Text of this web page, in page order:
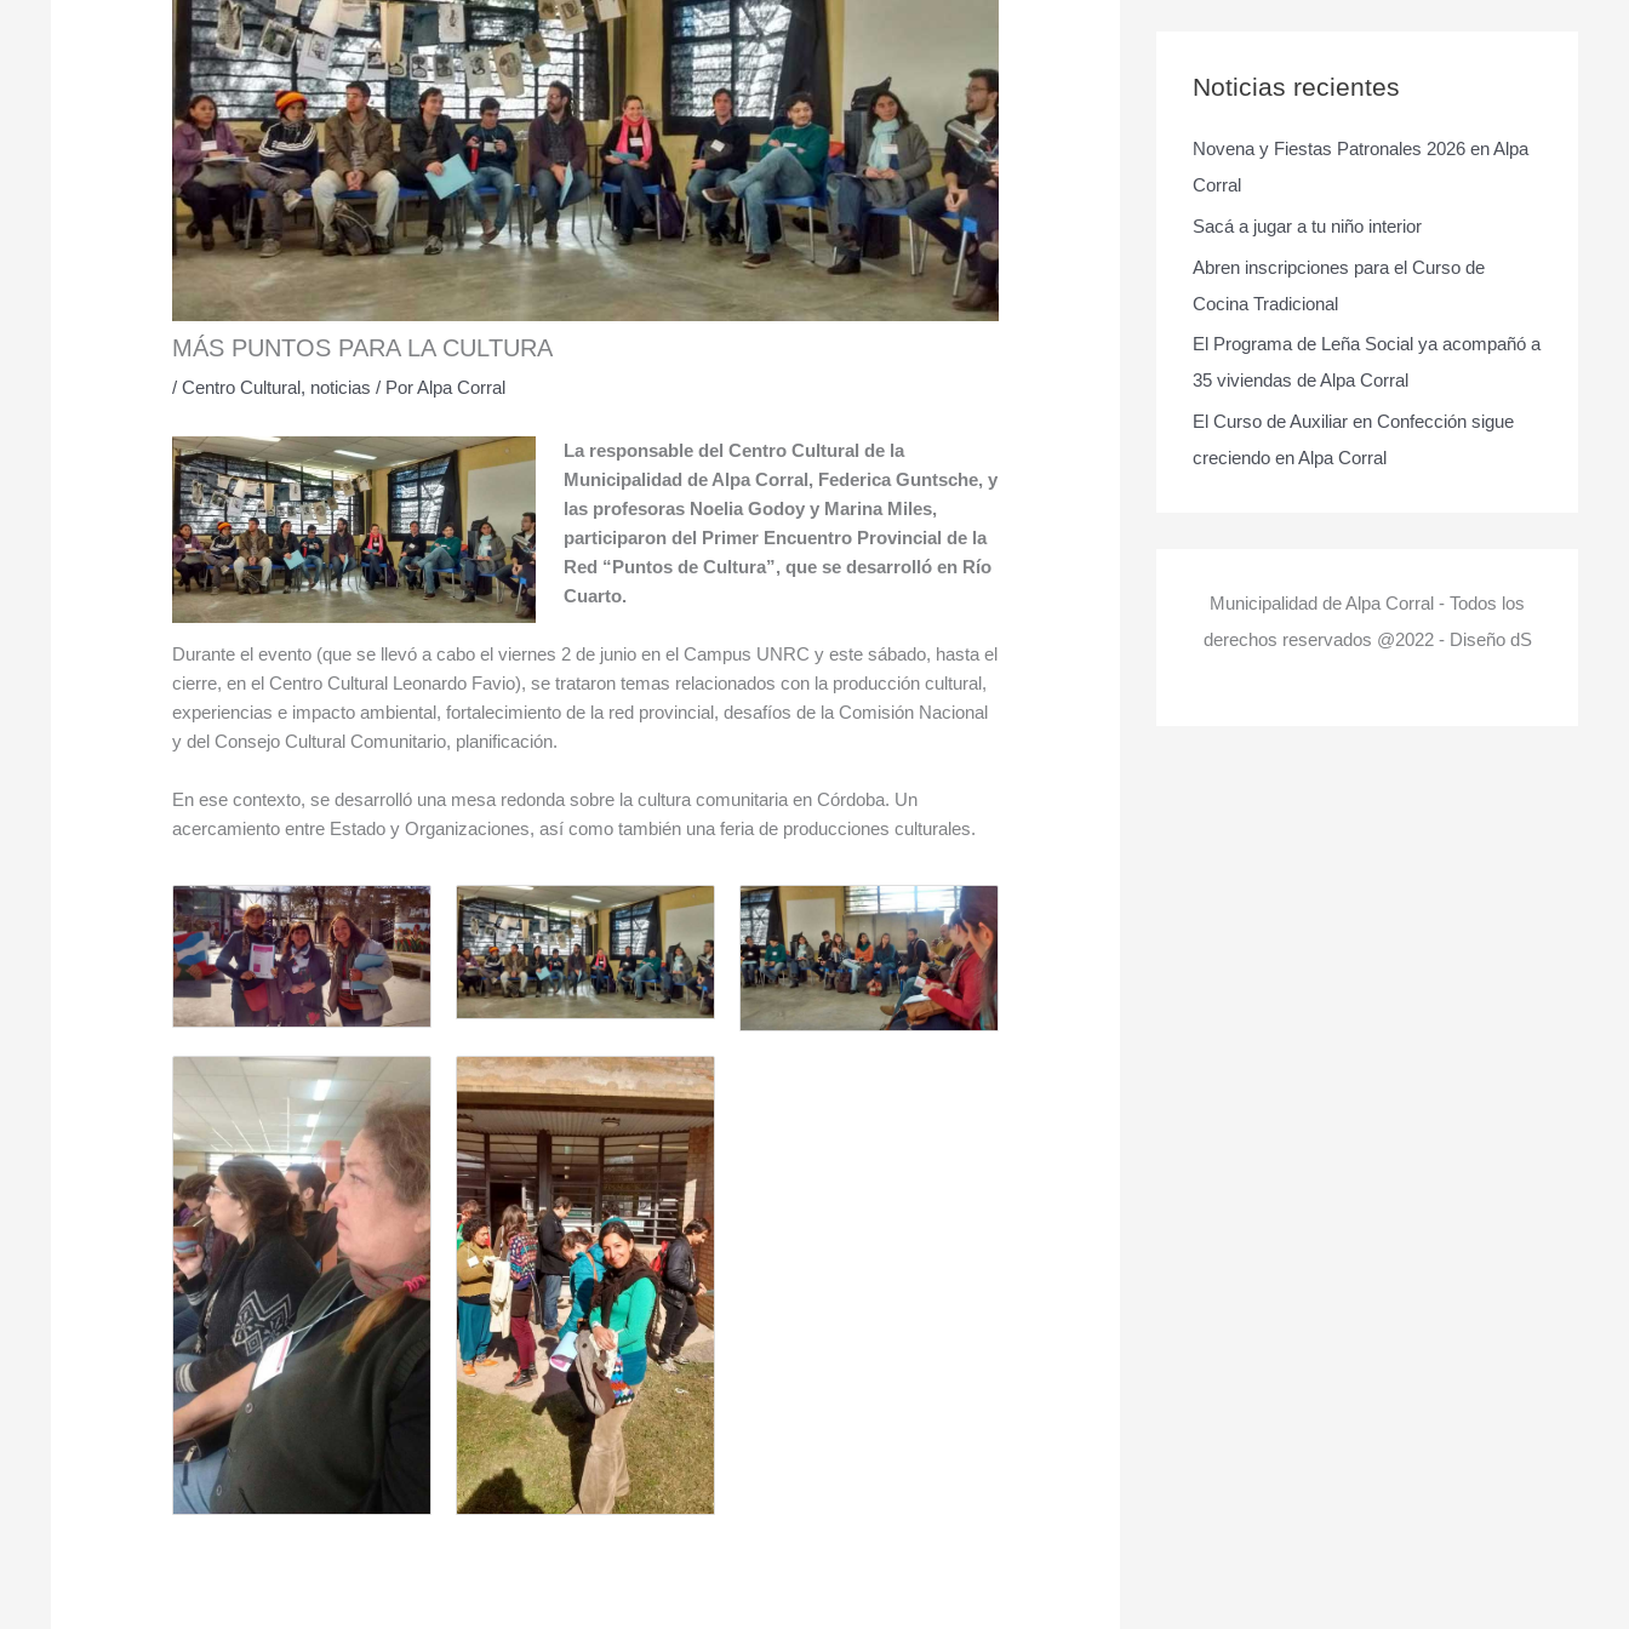
MÁS PUNTOS PARA LA CULTURA
/Centro Cultural, noticias / PorAlpa Corral
La responsable del Centro Cultural de la
Municipalidad de Alpa Corral, Federica Guntsche, y
las profesoras Noelia Godoy y Marina Miles,
participaron del Primer Encuentro Provincial de la
Red “Puntos de Cultura”, que se desarrolló en Río
Cuarto.
Durante el evento (que se llevó a cabo el viernes 2 de junio en el Campus UNRC y este sábado, hasta el
cierre, en el Centro Cultural Leonardo Favio), se trataron temas relacionados con la producción cultural,
experiencias e impacto ambiental, fortalecimiento de la red provincial, desafíos de la Comisión Nacional
y del Consejo Cultural Comunitario, planificación.
En ese contexto, se desarrolló una mesa redonda sobre la cultura comunitaria en Córdoba. Un
acercamiento entre Estado y Organizaciones, así como también una feria de producciones culturales.
a
p
o
r
:
Noticias recientes
Novena y Fiestas Patronales 2026 en Alpa
Corral
Sacá a jugar a tu niño interior
Abren inscripciones para el Curso de
Cocina Tradicional
El Programa de Leña Social ya acompañó a
35 viviendas de Alpa Corral
El Curso de Auxiliar en Confección sigue
creciendo en Alpa Corral
Municipalidad de Alpa Corral - Todos los
derechos reservados @2022 - Diseño dS